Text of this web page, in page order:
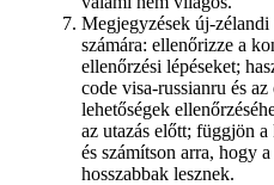
Megjegyzések új-zélandi
számára: ellenőrizze a
ellenőrzési lépéseket;
code visa-russianru és
lehetőségek
az utazás előtt; függjön
és számítson arra, hogy
hosszabbak lesznek.